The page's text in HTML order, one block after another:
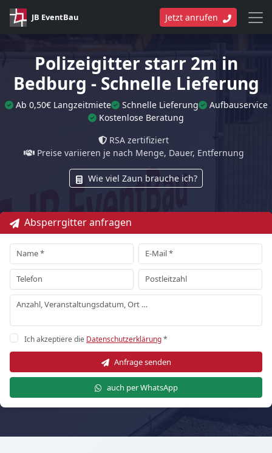
JB EventBau Jetzt anrufen
Polizeigitter starr 2m in
Bedburg - Schnelle Lieferung
Ab 0,50€ Langzeitmiete Schnelle Lieferung
Aufbauservice
Kostenlose Beratung
RSA zertifiziert
Preise variieren je nach Menge, Dauer, Entfernung
Wie viel Zaun brauche ich?
Absperrgitter anfragen
Ich akzeptiere die Datenschutzerklärung*
Anfrage senden
auch per WhatsApp